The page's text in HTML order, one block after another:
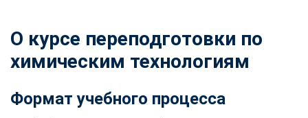
О курсе переподготовки по
химическим технологиям
Формат учебного процесса